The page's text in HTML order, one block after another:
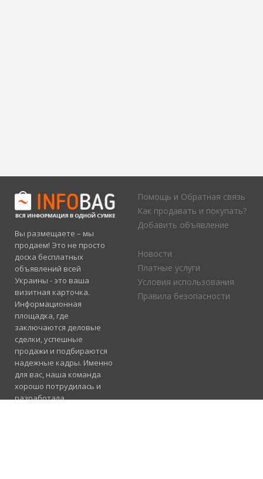
Вы размещаете – мы
продаем! Это не просто
доска бесплатных
объявлений всей
Украины - это ваша
визитная карточка.
Информационная
площадка, где
заключаются деловые
сделки, успешные
продажи и подбираются
надежные кадры. Именно
для вас, наша команда
хорошо потрудилась и
разработала
Помощь и Обратная связь
Как продавать и покупать?
Добавить объявление
Новости
Платные услуги
Условия использования
Правила безопасности